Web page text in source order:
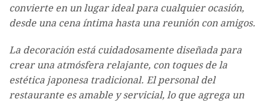
convierte en un lugar ideal para cualquier ocasión,
desde una cena íntima hasta una reunión con amigos.
La decoración está cuidadosamente diseñada para
crear una atmósfera relajante, con toques de la
estética japonesa tradicional. El personal del
restaurante es amable y servicial, lo que agrega un